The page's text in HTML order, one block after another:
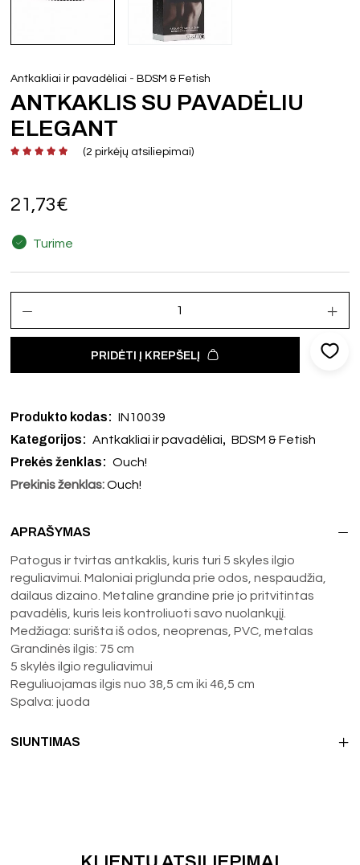
Antkakliai ir pavadėliai -BDSM & Fetish
ANTKAKLIS SU PAVADĖLIU
ELEGANT
(2 pirkėjų atsiliepimai)
21,73€
Turime
PRIDĖTI Į KREPŠELĮ
Produkto kodas: IN10039
Kategorijos: Antkakliai ir pavadėliai, BDSM & Fetish
Prekės ženklas: Ouch!
Prekinis ženklas: Ouch!
APRAŠYMAS
Patogus ir tvirtas antkaklis, kuris turi 5 skyles ilgio
reguliavimui. Maloniai priglunda prie odos, nespaudžia,
dailaus dizaino. Metaline grandine prie jo pritvitintas
pavadėlis, kuris leis kontroliuoti savo nuolankųjį.
Medžiaga: surišta iš odos, neoprenas, PVC, metalas
Grandinės ilgis: 75 cm
5 skylės ilgio reguliavimui
Reguliuojamas ilgis nuo 38,5 cm iki 46,5 cm
Spalva: juoda
SIUNTIMAS